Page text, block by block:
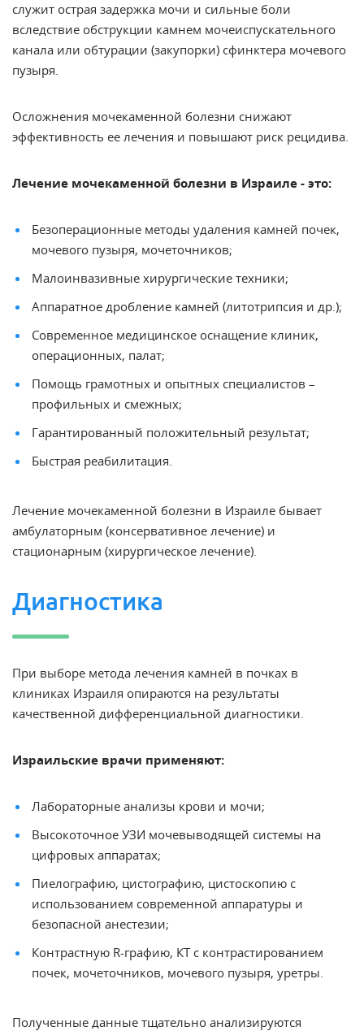
служит острая задержка мочи и сильные боли
вследствие обструкции камнем мочеиспускательного
канала или обтурации (закупорки) сфинктера мочевого
пузыря.
Осложнения мочекаменной болезни снижают
эффективность ее лечения и повышают риск рецидива.
Лечение мочекаменной болезни в Израиле - это:
Безоперационные методы удаления камней почек,
мочевого пузыря, мочеточников;
Малоинвазивные хирургические техники;
Аппаратное дробление камней (литотрипсия и др.);
Современное медицинское оснащение клиник,
операционных, палат;
Помощь грамотных и опытных специалистов –
профильных и смежных;
Гарантированный положительный результат;
Быстрая реабилитация.
Лечение мочекаменной болезни в Израиле бывает
амбулаторным (консервативное лечение) и
стационарным (хирургическое лечение).
Диагностика
При выборе метода лечения камней в почках в
клиниках Израиля опираются на результаты
качественной дифференциальной диагностики.
Израильские врачи применяют:
Лабораторные анализы крови и мочи;
Высокоточное УЗИ мочевыводящей системы на
цифровых аппаратах;
Пиелографию, цистографию, цистоскопию с
использованием современной аппаратуры и
безопасной анестезии;
Контрастную R-графию, КТ с контрастированием
почек, мочеточников, мочевого пузыря, уретры.
Полученные данные тщательно анализируются